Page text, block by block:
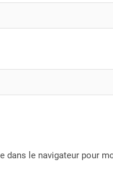
dans le navigateur pour